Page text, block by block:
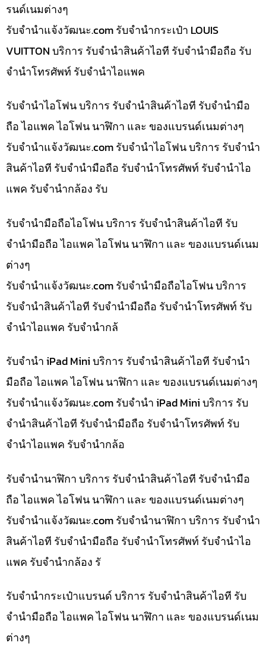
รนด์เนมต่างๆ
รับจํานําแจ้งวัฒนะ.com รับจำนำกระเป๋า LOUIS
VUITTON บริการ รับจำนำสินค้าไอที รับจำนำมือถือ รับ
จำนำโทรศัพท์ รับจำนำไอแพค
รับจำนำไอโฟน บริการ รับจำนำสินค้าไอที รับจำนำมือ
ถือ ไอแพค ไอโฟน นาฬิกา และ ของแบรนด์เนมต่างๆ
รับจํานําแจ้งวัฒนะ.com รับจำนำไอโฟน บริการ รับจำนำ
สินค้าไอที รับจำนำมือถือ รับจำนำโทรศัพท์ รับจำนำไอ
แพค รับจำนำกล้อง รับ
รับจำนำมือถือไอโฟน บริการ รับจำนำสินค้าไอที รับ
จำนำมือถือ ไอแพค ไอโฟน นาฬิกา และ ของแบรนด์เนม
ต่างๆ
รับจํานําแจ้งวัฒนะ.com รับจำนำมือถือไอโฟน บริการ
รับจำนำสินค้าไอที รับจำนำมือถือ รับจำนำโทรศัพท์ รับ
จำนำไอแพค รับจำนำกล้
รับจำนำ iPad Mini บริการ รับจำนำสินค้าไอที รับจำนำ
มือถือ ไอแพค ไอโฟน นาฬิกา และ ของแบรนด์เนมต่างๆ
รับจํานําแจ้งวัฒนะ.com รับจำนำ iPad Mini บริการ รับ
จำนำสินค้าไอที รับจำนำมือถือ รับจำนำโทรศัพท์ รับ
จำนำไอแพค รับจำนำกล้อ
รับจำนำนาฬิกา บริการ รับจำนำสินค้าไอที รับจำนำมือ
ถือ ไอแพค ไอโฟน นาฬิกา และ ของแบรนด์เนมต่างๆ
รับจํานําแจ้งวัฒนะ.com รับจำนำนาฬิกา บริการ รับจำนำ
สินค้าไอที รับจำนำมือถือ รับจำนำโทรศัพท์ รับจำนำไอ
แพค รับจำนำกล้อง รั
รับจำนำกระเป๋าแบรนด์ บริการ รับจำนำสินค้าไอที รับ
จำนำมือถือ ไอแพค ไอโฟน นาฬิกา และ ของแบรนด์เนม
ต่างๆ